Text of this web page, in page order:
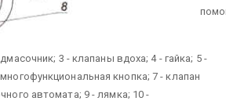
3 - клапаны вдоха; 4 - гайка; 5 -
кнопка; 7 - клапан
автомата; 9 - лямка; 10 -